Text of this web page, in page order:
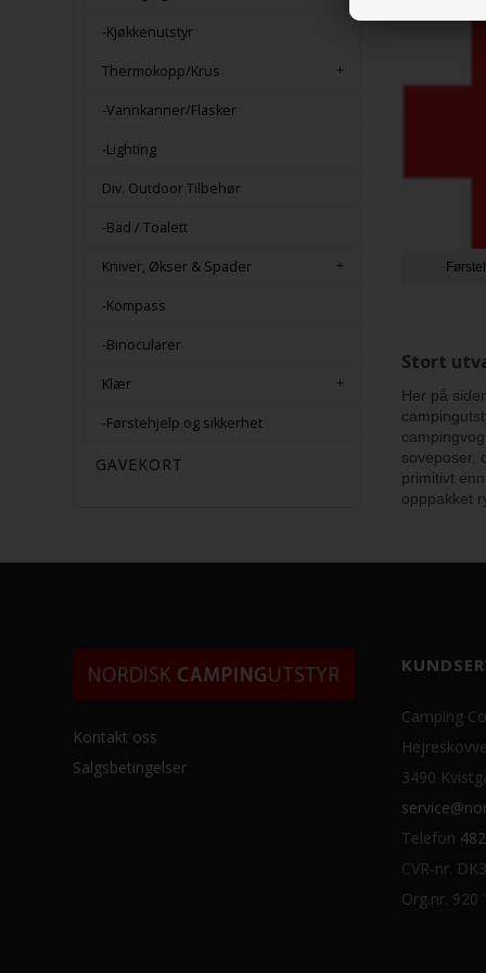
-Kjøkkenutstyr
Thermokopp/Krus
-Vannkanner/Flasker
-Lighting
Div. Outdoor Tilbehør
-Bad / Toalett
Kniver, Økser & Spader
-Kompass
-Binocularer
Klær
-Førstehjelp og sikkerhet
GAVEKORT
Stort
Her på
soveposer,
primitivt
opppakket
Kontakt oss
Salgsbetingelser
Camping
3490
Telefon
CVR-nr.
Org.nr. 920